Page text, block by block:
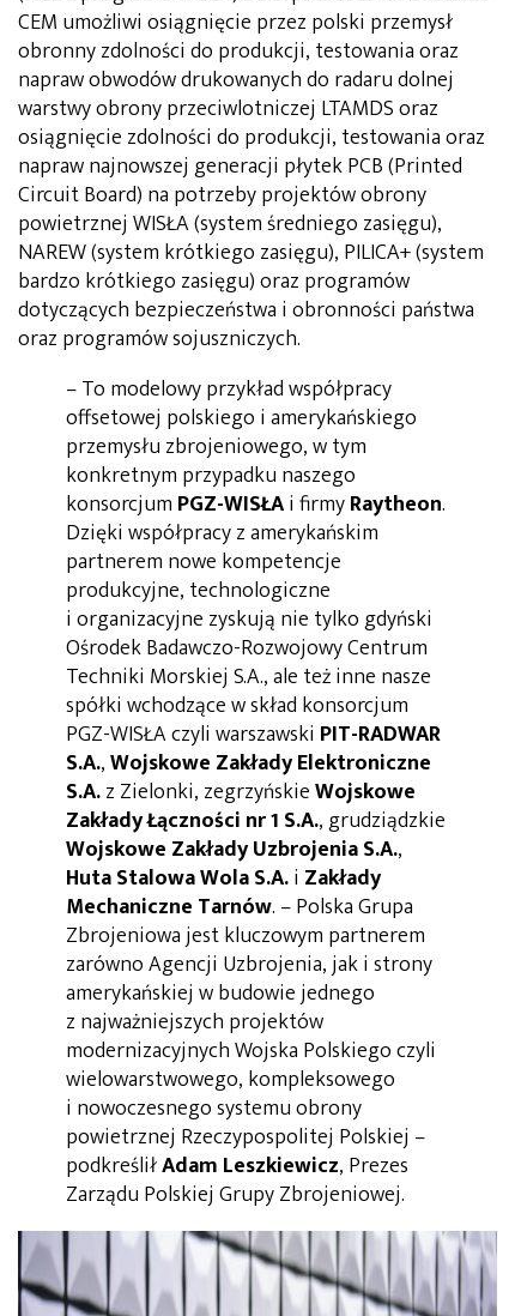
CEM umożliwi osiągnięcie przez polski przemysł
obronny zdolności do produkcji, testowania oraz
napraw obwodów drukowanych do radaru dolnej
warstwy obrony przeciwlotniczej LTAMDS oraz
osiągnięcie zdolności do produkcji, testowania oraz
napraw najnowszej generacji płytek PCB (Printed
Circuit Board) na potrzeby projektów obrony
powietrznej WISŁA (system średniego zasięgu),
NAREW (system krótkiego zasięgu), PILICA+ (system
bardzo krótkiego zasięgu) oraz programów
dotyczących bezpieczeństwa i obronności państwa
oraz programów sojuszniczych.
– To modelowy przykład współpracy
offsetowej polskiego i amerykańskiego
przemysłu zbrojeniowego, w tym
konkretnym przypadku naszego
konsorcjum PGZ-WISŁAi firmyRaytheon.
Dzięki współpracy z amerykańskim
partnerem nowe kompetencje
produkcyjne, technologiczne
i organizacyjne zyskują nie tylko gdyński
Ośrodek Badawczo-Rozwojowy Centrum
Techniki Morskiej S.A., ale też inne nasze
spółki wchodzące w skład konsorcjum
PGZ-WISŁA czyli warszawski PIT-RADWAR
S.A.,Wojskowe Zakłady Elektroniczne
S.A.z Zielonki, zegrzyńskieWojskowe
Zakłady Łączności nr 1 S.A., grudziądzkie
Wojskowe Zakłady Uzbrojenia S.A.,
Huta Stalowa Wola S.A.i Zakłady
Mechaniczne Tarnów. – Polska Grupa
Zbrojeniowa jest kluczowym partnerem
zarówno Agencji Uzbrojenia, jak i strony
amerykańskiej w budowie jednego
z najważniejszych projektów
modernizacyjnych Wojska Polskiego czyli
wielowarstwowego, kompleksowego
i nowoczesnego systemu obrony
powietrznej Rzeczypospolitej Polskiej –
podkreśliłAdam Leszkiewicz, Prezes
Zarządu Polskiej Grupy Zbrojeniowej.